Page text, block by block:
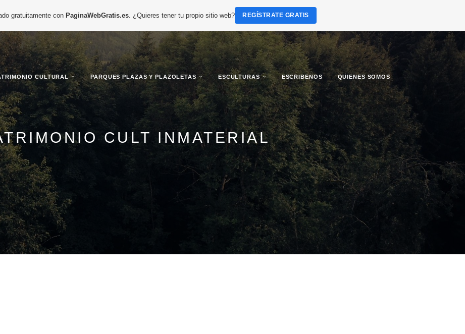
CULTURAL PARQUES PLAZAS Y PLAZOLETAS ESCULTURAS ESCRIBENOS QUIENES SOMOS
CULT INMATERIAL
gratuitamente conPaginaWebGratis.es . ¿Quieres tener tu propio sitio web? REGÍSTRATE GRATIS